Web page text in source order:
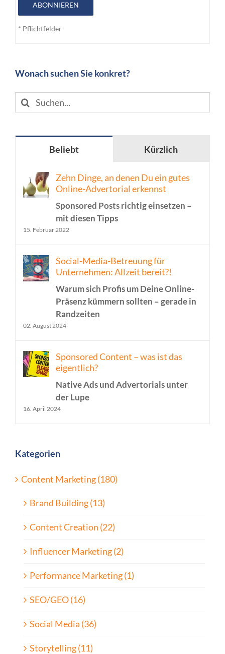
ABONNIEREN
* Pflichtfelder
Wonach suchen Sie konkret?
Suche
nach:
Beliebt Kürzlich
Zehn Dinge, an denen Du ein gutes
Online-Advertorial erkennst
Sponsored Posts richtig einsetzen –
mit diesen Tipps
15. Februar 2022
Social-Media-Betreuung für
Unternehmen: Allzeit bereit?!
Warum sich Profis um Deine Online-
Präsenz kümmern sollten – gerade in
Randzeiten
02. August 2024
Sponsored Content – was ist das
eigentlich?
Native Ads und Advertorials unter
der Lupe
16. April 2024
Kategorien
Content Marketing (180)
Brand Building (13)
Content Creation (22)
Influencer Marketing (2)
Performance Marketing (1)
SEO/GEO (16)
Social Media (36)
Storytelling (11)